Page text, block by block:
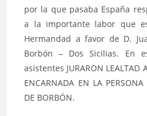
por la que pasaba España
a la importante labor que
Hermandad a favor de D.
Borbón – Dos Sicilias. En
asistentes JURARON LEALTAD
ENCARNADA EN LA
DE BORBÓN.